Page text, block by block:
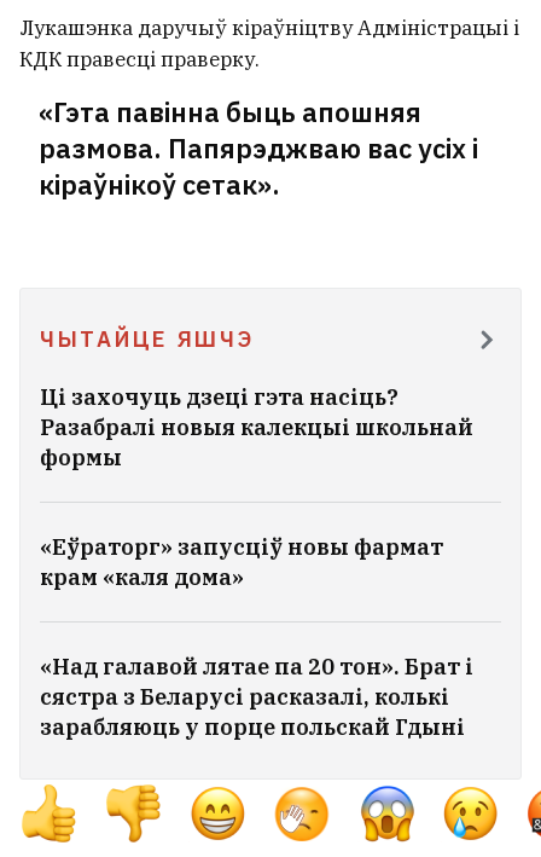
Лукашэнка даручыў кіраўніцтву Адміністрацыі і
КДК правесці праверку.
«Гэта павінна быць апошняя
размова. Папярэджваю вас усіх і
кіраўнікоў сетак».
ЧЫТАЙЦЕ ЯШЧЭ
Ці захочуць дзеці гэта насіць?
Разабралі новыя калекцыі школьнай
формы
«Еўраторг» запусціў новы фармат
крам «каля дома»
«Над галавой лятае па 20 тон». Брат і
сястра з Беларусі расказалі, колькі
зарабляюць у порце польскай Гдыні